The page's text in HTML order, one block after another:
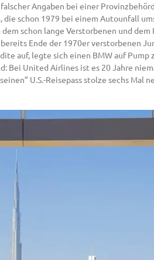
Angaben bei einer
schon 1979 bei einem Autounfall
schon lange Verstorbenen und
Ende der 1970er verstorbenen
auf, legte sich einen BMW auf
Bei United Airlines ist es 20 Jahre
U.S.-Reisepass stolze sechs Mal